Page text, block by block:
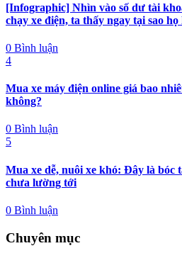
[Infographic] Nhìn vào số dư tài
chạy xe điện, ta thấy ngay tại sao
0 Bình luận
4
Mua xe máy điện online giá bao
không?
0 Bình luận
5
Mua xe dễ, nuôi xe khó: Đây là bóc
chưa lường tới
0 Bình luận
Chuyên mục